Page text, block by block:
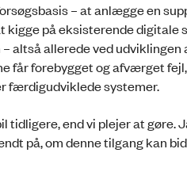
– at anlægge en
på eksisterende digitale
altså allerede ved udviklingen
får forebygget og afværget
færdigudviklede systemer.
tidligere, end vi plejer at gøre.
på, om denne tilgang kan